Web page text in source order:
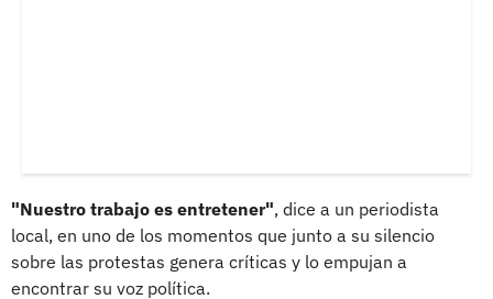
"Nuestro trabajo es entretener", dice a un periodista
local, en uno de los momentos que junto a su silencio
sobre las protestas genera críticas y lo empujan a
encontrar su voz política.